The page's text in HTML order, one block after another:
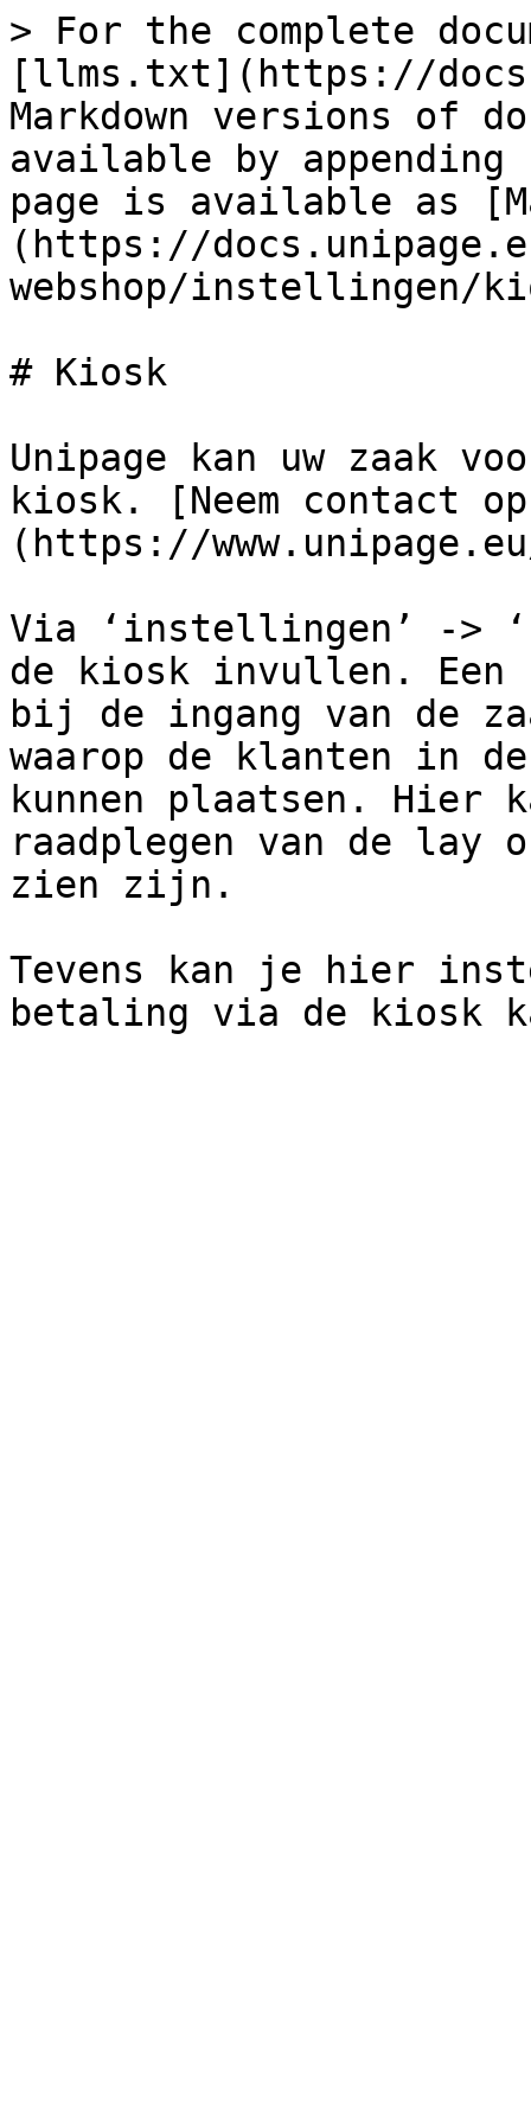
> For the complete
[llms.txt](https://
Markdown versions of
available by
page is available as
(https://
webshop/instellingen/
# Kiosk
Unipage kan uw zaak
kiosk. [Neem contact
(https://
Via ‘instellingen’ ->
de kiosk invullen. Een
bij de ingang van de
waarop de klanten in
kunnen plaatsen. Hier
raadplegen van de
zien zijn.
Tevens kan je hier